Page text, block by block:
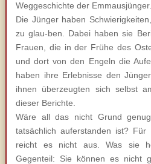
Weggeschichte der Emmausjünger.
Die Jünger haben
zu glau-ben. Dabei haben sie
Frauen, die in der Frühe des
und dort von den Engeln die
haben ihre Erlebnisse den
ihnen überzeugten sich selbst
dieser Berichte.
Wäre all das nicht Grund
tatsächlich auferstanden ist? Für
reicht es nicht aus. Was sie
Gegenteil: Sie können es nicht